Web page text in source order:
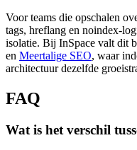
Voor teams die opschalen
tags, hreflang en noindex-
isolatie. Bij InSpace valt dit
en Meertalige SEO, waar
architectuur dezelfde
FAQ
Wat is het verschil